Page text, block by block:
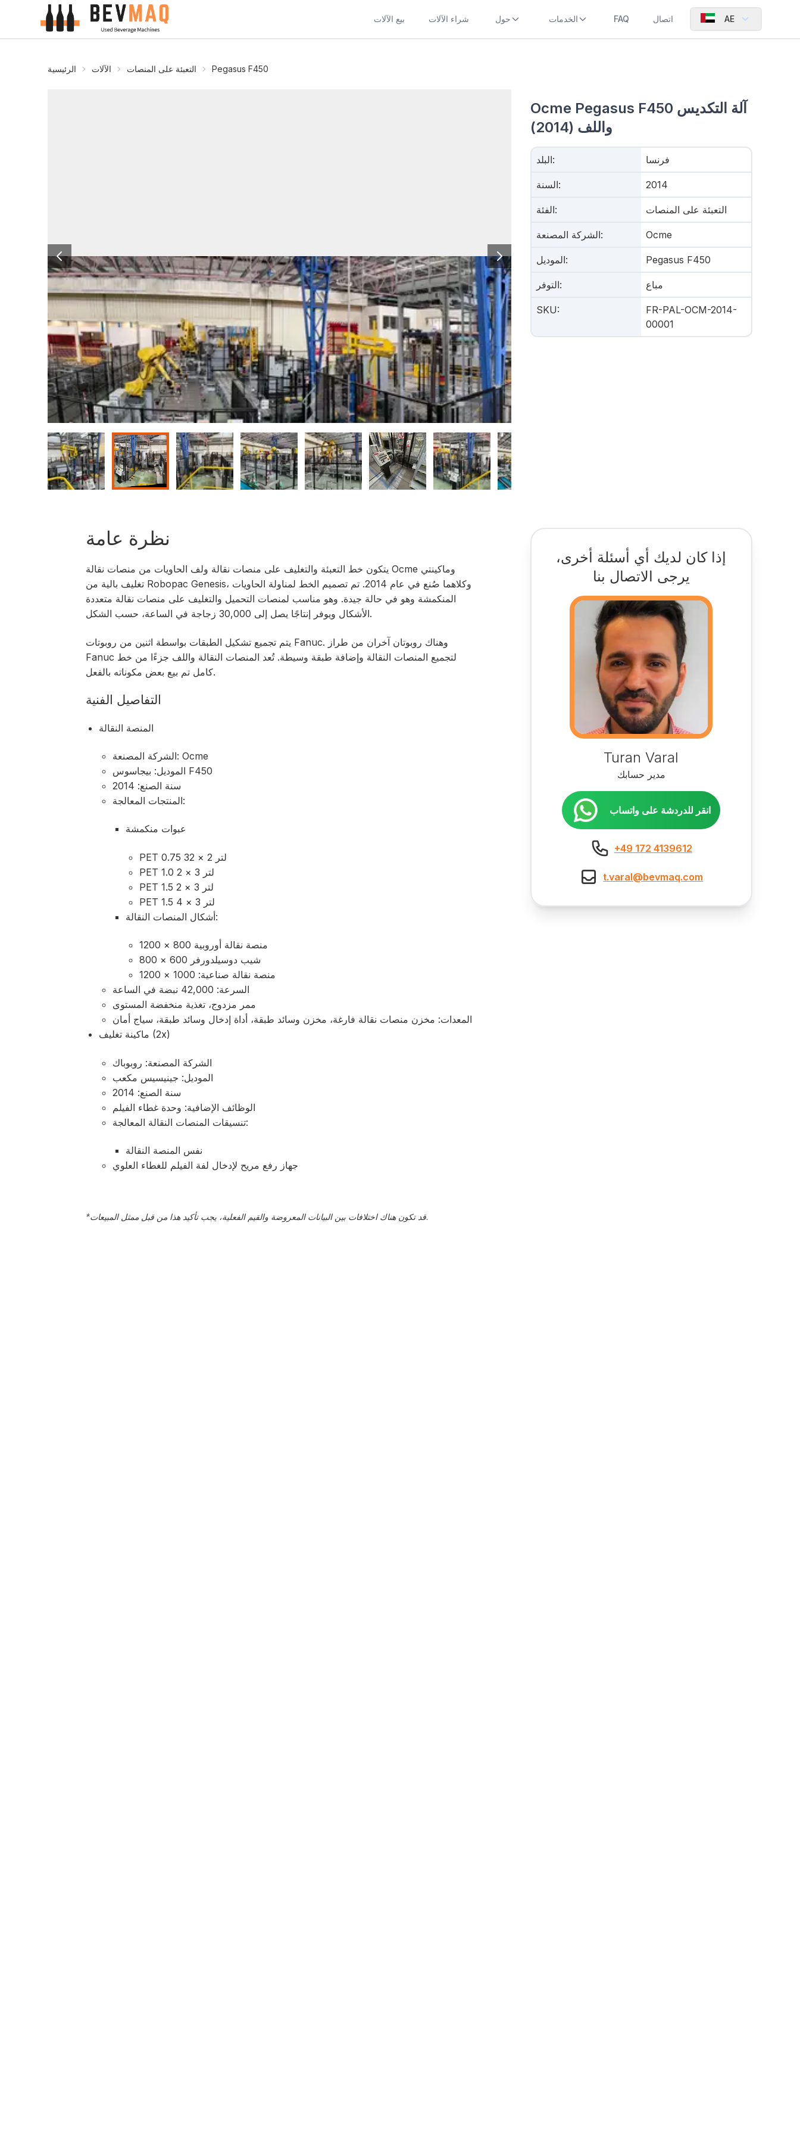
بيع الآلات شراء الآلات حول الخدمات FAQ اتصال AE
الرئيسية الآلات التعبئة على المنصات Pegasus F450
Ocme Pegasus F450 آلة التكديس
واللف (2014)
البلد: فرنسا
السنة: 2014
الفئة: التعبئة على المنصات
الشركة المصنعة: Ocme
الموديل: Pegasus F450
التوفر: مباع
SKU:
FR-PAL-OCM-2014-
00001
نظرة عامة
يتكون خط التعبئة والتغليف على منصات نقالة ولف الحاويات من منصات نقالة Ocme وماكينتي
تغليف بالية من Robopac Genesis، وكلاهما صُنع في عام 2014. تم تصميم الخط لمناولة الحاويات
المنكمشة وهو في حالة جيدة. وهو مناسب لمنصات التحميل والتغليف على منصات نقالة متعددة
الأشكال ويوفر إنتاجًا يصل إلى 30,000 زجاجة في الساعة، حسب الشكل.
يتم تجميع تشكيل الطبقات بواسطة اثنين من روبوتات Fanuc. وهناك روبوتان آخران من طراز
Fanuc لتجميع المنصات النقالة وإضافة طبقة وسيطة. تُعد المنصات النقالة واللف جزءًا من خط
كامل تم بيع بعض مكوناته بالفعل.
التفاصيل الفنية
المنصة النقالة
الشركة المصنعة: Ocme
الموديل: بيجاسوس F450
سنة الصنع: 2014
المنتجات المعالجة:
عبوات منكمشة
PET 0.75 لتر 2 × 32
PET 1.0 لتر 3 × 2
PET 1.5 لتر 3 × 2
PET 1.5 لتر 3 × 4
أشكال المنصات النقالة:
منصة نقالة أوروبية 800 × 1200
شيب دوسيلدورفر 600 × 800
منصة نقالة صناعية: 1000 × 1200
السرعة: 42,000 نبضة في الساعة
ممر مزدوج، تغذية منخفضة المستوى
المعدات: مخزن منصات نقالة فارغة، مخزن وسائد طبقة، أداة إدخال وسائد طبقة، سياج أمان
ماكينة تغليف (2x)
الشركة المصنعة: روبوباك
الموديل: جينيسيس مكعب
سنة الصنع: 2014
الوظائف الإضافية: وحدة غطاء الفيلم
تنسيقات المنصات النقالة المعالجة:
نفس المنصة النقالة
جهاز رفع مريح لإدخال لفة الفيلم للغطاء العلوي
* قد تكون هناك اختلافات بين البيانات المعروضة والقيم الفعلية، يجب تأكيد هذا من قبل ممثل المبيعات.
إذا كان لديك أي أسئلة أخرى،
يرجى الاتصال بنا
Turan Varal
مدير حسابك
انقر للدردشة على واتساب
+49 172 4139612
t.varal@bevmaq.com